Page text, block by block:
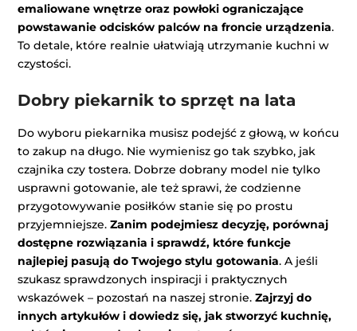
emaliowane wnętrze oraz powłoki ograniczające
powstawanie odcisków palców na froncie urządzenia.
To detale, które realnie ułatwiają utrzymanie kuchni w
czystości.
Dobry piekarnik to sprzęt na lata
Do wyboru piekarnika musisz podejść z głową, w końcu
to zakup na długo. Nie wymienisz go tak szybko, jak
czajnika czy tostera. Dobrze dobrany model nie tylko
usprawni gotowanie, ale też sprawi, że codzienne
przygotowywanie posiłków stanie się po prostu
przyjemniejsze.Zanim podejmiesz decyzję, porównaj
dostępne rozwiązania i sprawdź, które funkcje
najlepiej pasują do Twojego stylu gotowania. A jeśli
szukasz sprawdzonych inspiracji i praktycznych
wskazówek – pozostań na naszej stronie.Zajrzyj do
innych artykułów i dowiedz się, jak stworzyć kuchnię,